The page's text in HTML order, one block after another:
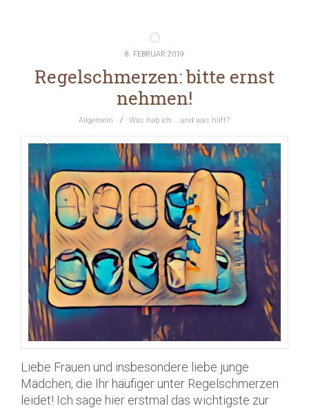
8. FEBRUAR 2019
Regelschmerzen: bitte ernst
nehmen!
Allgemein / Was hab ich... und was hilft?
Liebe Frauen und insbesondere liebe junge
Mädchen, die Ihr häufiger unter Regelschmerzen
leidet! Ich sage hier erstmal das wichtigste zur